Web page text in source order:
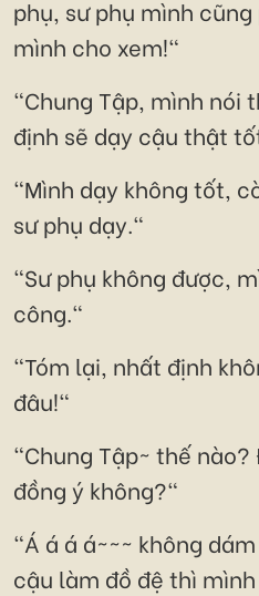
phụ, sư phụ mình
mình cho xem!"
"Chung Tập, mình nói
định sẽ dạy cậu thật
"Mình dạy không tốt,
sư phụ dạy."
"Sư phụ không được,
công."
"Tóm lại, nhất định
đâu!"
"Chung Tập~ thế
đồng ý không?"
"Á á á á~~~ không
cậu làm đồ đệ thì